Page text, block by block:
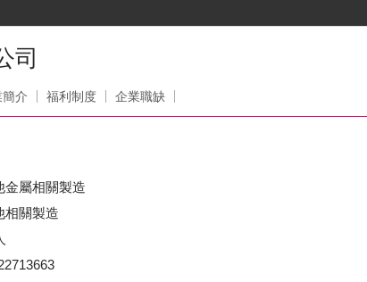
司
介 福利制度 企業職缺
金屬相關製造
相關製造